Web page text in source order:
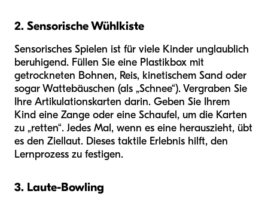
2. Sensorische Wühlkiste
Sensorisches Spielen ist für viele Kinder unglaublich
beruhigend. Füllen Sie eine Plastikbox mit
getrockneten Bohnen, Reis, kinetischem Sand oder
sogar Wattebäuschen (als „Schnee“). Vergraben Sie
Ihre Artikulationskarten darin. Geben Sie Ihrem
Kind eine Zange oder eine Schaufel, um die Karten
zu „retten“. Jedes Mal, wenn es eine herauszieht, übt
es den Ziellaut. Dieses taktile Erlebnis hilft, den
Lernprozess zu festigen.
3. Laute-Bowling